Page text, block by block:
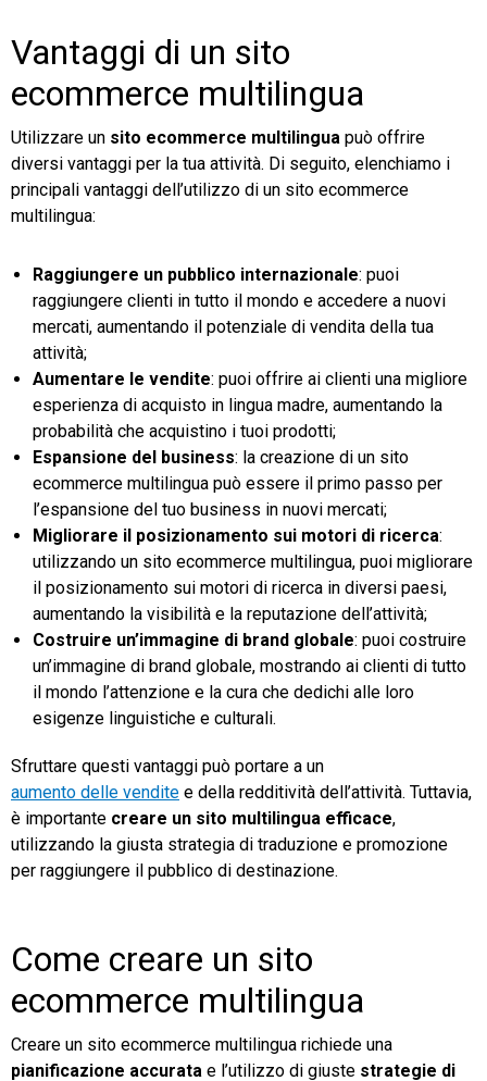
Vantaggi di un sito
ecommerce multilingua
Utilizzare un sito ecommerce multilingua può offrire
diversi vantaggi per la tua attività. Di seguito, elenchiamo i
principali vantaggi dell’utilizzo di un sito ecommerce
multilingua:
Raggiungere un pubblico internazionale: puoi
raggiungere clienti in tutto il mondo e accedere a nuovi
mercati, aumentando il potenziale di vendita della tua
attività;
Aumentare le vendite: puoi offrire ai clienti una migliore
esperienza di acquisto in lingua madre, aumentando la
probabilità che acquistino i tuoi prodotti;
Espansione del business: la creazione di un sito
ecommerce multilingua può essere il primo passo per
l’espansione del tuo business in nuovi mercati;
Migliorare il posizionamento sui motori di ricerca:
utilizzando un sito ecommerce multilingua, puoi migliorare
il posizionamento sui motori di ricerca in diversi paesi,
aumentando la visibilità e la reputazione dell’attività;
Costruire un’immagine di brand globale: puoi costruire
un’immagine di brand globale, mostrando ai clienti di tutto
il mondo l’attenzione e la cura che dedichi alle loro
esigenze linguistiche e culturali.
Sfruttare questi vantaggi può portare a un
aumento delle vendite e della redditività dell’attività. Tuttavia,
è importante creare un sito multilingua efficace,
utilizzando la giusta strategia di traduzione e promozione
per raggiungere il pubblico di destinazione.
Come creare un sito
ecommerce multilingua
Creare un sito ecommerce multilingua richiede una
pianificazione accurata e l’utilizzo di giuste strategie di